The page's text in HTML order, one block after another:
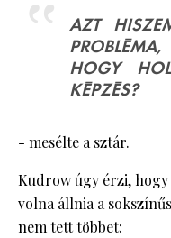
AZT
HOGY
KÉPZÉS?
- mesélte a sztár.
Kudrow úgy érzi,
volna állnia a
nem tett többet: